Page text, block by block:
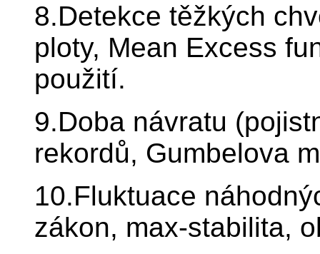
8.Detekce těžkých
ploty, Mean Excess
použití.
9.Doba návratu
rekordů, Gumbelova
10.Fluktuace
zákon, max-stabilita,